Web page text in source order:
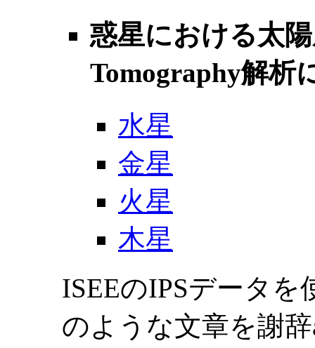
惑星における太
Tomography解析
水星
金星
火星
木星
ISEEのIPSデータ
のような文章を謝